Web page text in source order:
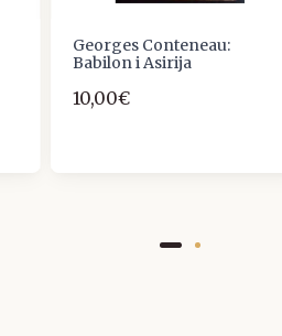
Georges Conteneau:
Babilon i Asirija
10,00€